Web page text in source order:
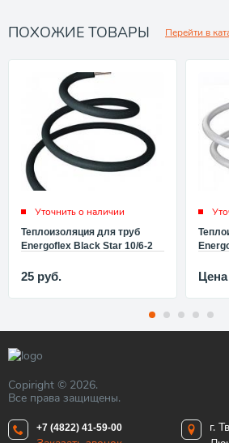
ПОХОЖИЕ ТОВАРЫ Перейти в
Уточнить о наличии
Теплоизоляция для труб
Energoflex Black Star 10/6-2
м, цвет черный)
25 руб.
длина
Copiright © 2026.
Все права защищены.
+7 (4822) 41-59-00
г.